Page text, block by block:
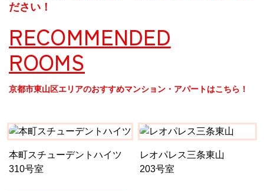
ださい！
RECOMMENDED
ROOMS
京都市東山区エリアのおすすめマンション・アパートはこちら！
本町スチューデントハイツ
310号室
レオパレス三条東山
203号室